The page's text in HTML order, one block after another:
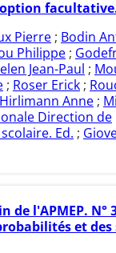
Pierre ; Bodin
Philippe ;
Jean-Paul ;
; Roser Erick ;
Hirlimann Anne ;
Direction de
Ed. ;
de l'APMEP. N°
et